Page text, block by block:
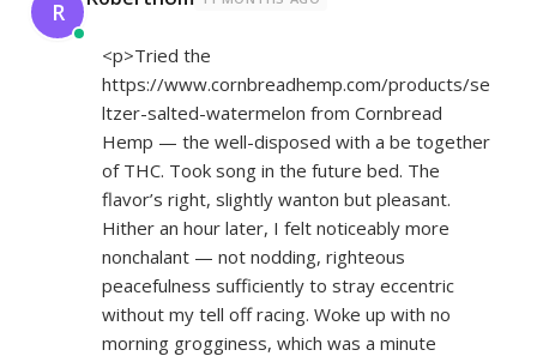
R
<p>Tried the
https://www.cornbreadhemp.com/products/se
ltzer-salted-watermelon from Cornbread
Hemp — the well-disposed with a be together
of THC. Took song in the future bed. The
flavor’s right, slightly wanton but pleasant.
Hither an hour later, I felt noticeably more
nonchalant — not nodding, righteous
peacefulness sufficiently to stray eccentric
without my tell off racing. Woke up with no
morning grogginess, which was a minute